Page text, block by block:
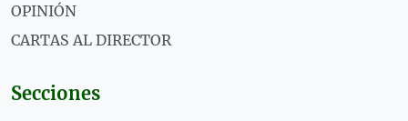
OPINIÓN
CARTAS AL DIRECTOR
Secciones